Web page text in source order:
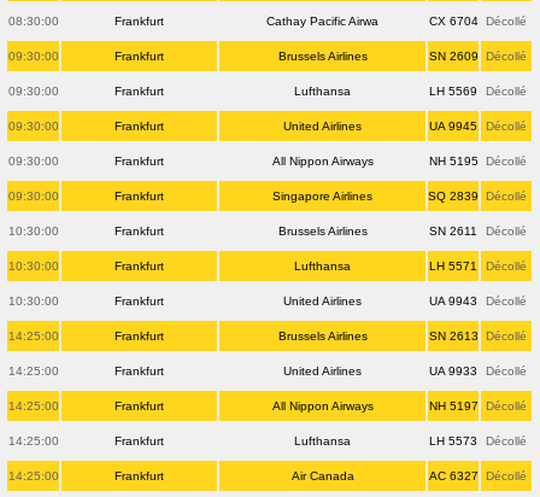
08:30:00 Frankfurt Cathay Pacific Airwa CX 6704 Décollé
09:30:00 Frankfurt Brussels Airlines SN 2609 Décollé
09:30:00 Frankfurt Lufthansa LH 5569 Décollé
09:30:00 Frankfurt United Airlines UA 9945 Décollé
09:30:00 Frankfurt All Nippon Airways NH 5195 Décollé
09:30:00 Frankfurt Singapore Airlines SQ 2839 Décollé
10:30:00 Frankfurt Brussels Airlines SN 2611 Décollé
10:30:00 Frankfurt Lufthansa LH 5571 Décollé
10:30:00 Frankfurt United Airlines UA 9943 Décollé
14:25:00 Frankfurt Brussels Airlines SN 2613 Décollé
14:25:00 Frankfurt United Airlines UA 9933 Décollé
14:25:00 Frankfurt All Nippon Airways NH 5197 Décollé
14:25:00 Frankfurt Lufthansa LH 5573 Décollé
14:25:00 Frankfurt Air Canada AC 6327 Décollé